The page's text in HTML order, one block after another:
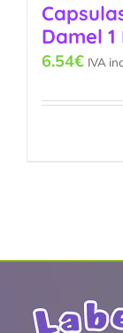
Damel 1
6.54€ IVA